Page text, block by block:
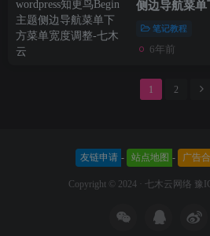
侧边导航菜
笔记教程
6年前
1 2
友链申请 - 站点地图 - 广告
Copyright © 2024 · 七木云网络 豫